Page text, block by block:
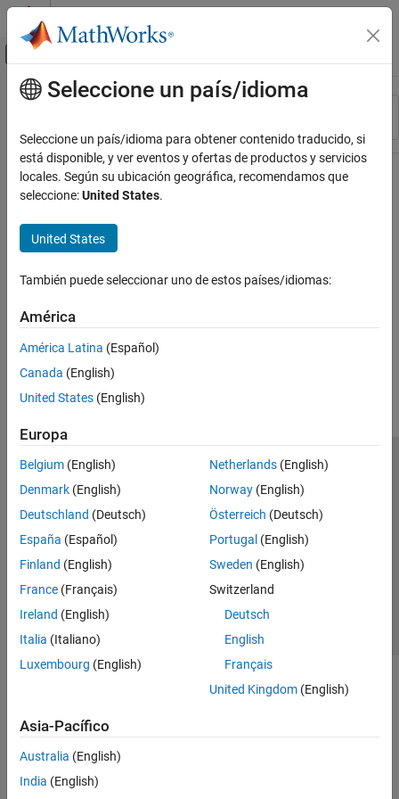
Saltar al contenido
Mostrar/ocultar menú de navegación
Recurso
Contenido principal
Seleccione un país/idioma
Seleccione un país/idioma para obtener contenido traducido, si
está disponible, y ver eventos y ofertas de productos y servicios
locales. Según su ubicación geográfica, recomendamos que
seleccione:United States.
United States
También puede seleccionar uno de estos países/idiomas:
América
América Latina (Español)
Canada (English)
United States (English)
Europa
Belgium (English)
Denmark (English)
Deutschland (Deutsch)
España (Español)
Finland (English)
France (Français)
Ireland (English)
Italia (Italiano)
Luxembourg (English)
Netherlands(English)
Norway(English)
Österreich (Deutsch)
Portugal (English)
Sweden (English)
Switzerland
Deutsch
English
Français
United Kingdom(English)
Asia-Pacífico
Australia (English)
India (English)
Centro de confianza
Marcas comerciales
Política de privacidad
Antipiratería
Estado de las aplicaciones
Información de contacto
© 1994-2026 The MathWorks, Inc.
Seleccione un país/